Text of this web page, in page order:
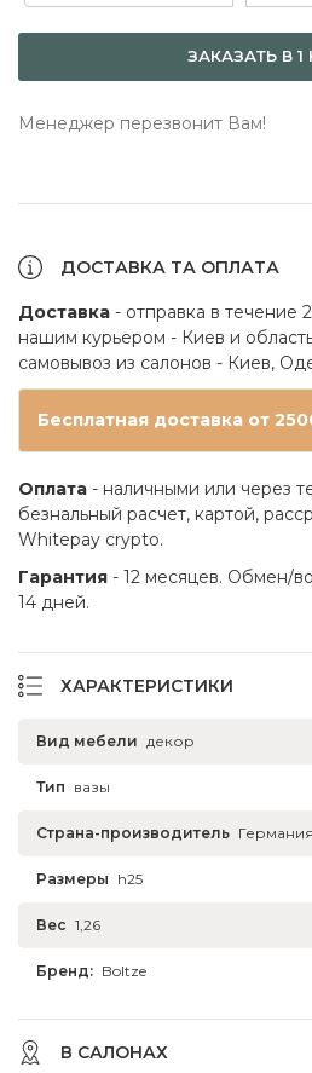
ЗАКАЗАТЬ В 1
Менеджер перезвонит Вам!
ДОСТАВКА ТА ОПЛАТА
Доставка - отправка в течение
нашим курьером - Киев и
самовывоз из салонов - Киев,
Бесплатная доставка от
Оплата - наличными или через
безнальный расчет, картой,
Whitepay crypto.
Гарантия - 12 месяцев. Обмен/
14 дней.
ХАРАКТЕРИСТИКИ
Вид мебели декор
Тип вазы
Страна-производитель Германия
Размеры h25
Вес 1,26
Бренд: Boltze
В САЛОНАХ